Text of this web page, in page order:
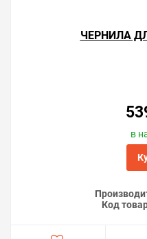
ЧЕРНИЛА
в
Код